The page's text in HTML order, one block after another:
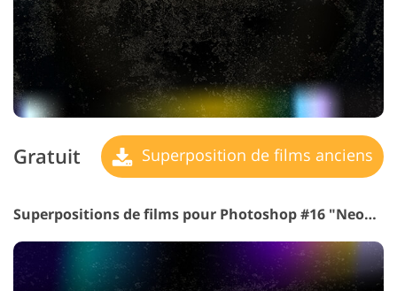
Gratuit Superposition de films anciens
Superpositions de films pour Photoshop #16 "Neon Tunnel"